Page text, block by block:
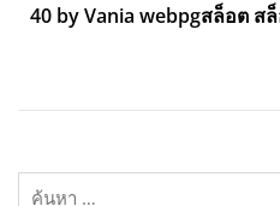
40 by Vania webpgสล็อต ส
ค้นหา